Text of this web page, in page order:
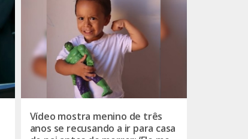
Vídeo mostra menino de três
anos se recusando a ir para casa